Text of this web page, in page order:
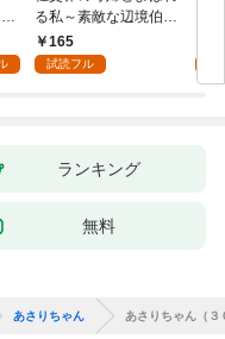
る私～素敵な辺境伯令
息に腕を折られたの
で、責任とってもらい
165
試読フル
ランキング
無料
あさりちゃん あさりちゃん（３